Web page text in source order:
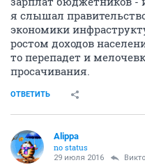
я слышал
экономики
ростом доходов
то перепадет и
просачивания.
ОТВЕТИТЬ
Alippa
no status
29 июля 2016